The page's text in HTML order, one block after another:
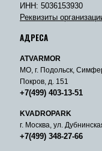
ИНН: 5036153930
Реквизиты
АДРЕСА
ATVARMOR
МО, г. Подольск,
Покров, д. 151
+7(499) 403-13-51
KVADROPARK
г. Москва, ул.
+7(499) 348-27-66